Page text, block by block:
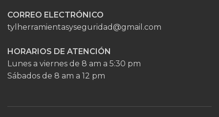
CORREO ELECTRÓNICO
tylherramientasyseguridad@gmail.com
HORARIOS DE ATENCIÓN
Lunes a viernes de 8 am a 5:30 pm
Sábados de 8 am a 12 pm